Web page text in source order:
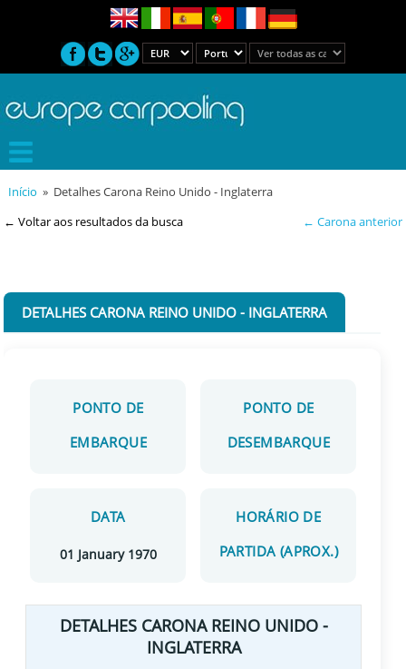
Início » Detalhes Carona Reino Unido - Inglaterra
← Voltar aos resultados da busca
← Carona anterior
DETALHES CARONA REINO UNIDO - INGLATERRA
PONTO DE
EMBARQUE
PONTO DE
DESEMBARQUE
DATA
01 January 1970
HORÁRIO DE
PARTIDA (APROX.)
DETALHES CARONA REINO UNIDO -
INGLATERRA